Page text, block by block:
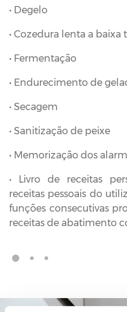
• Degelo
• Cozedura lenta a baixa
• Fermentação
• Endurecimento de
• Secagem
• Sanitização de peixe
• Memorização dos
• Livro de receitas
receitas pessoais do
funções consecutivas
receitas de abatimento